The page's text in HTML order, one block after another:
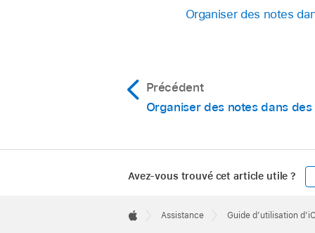
Organiser des notes
Précédent
Organiser des notes dans
Avez-vous trouvé cet article utile ?
Footer

Assistance Guide d’utilisation